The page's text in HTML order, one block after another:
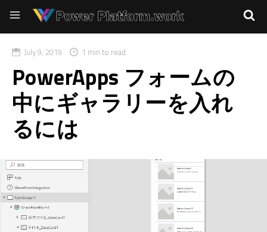
July 9, 2019 1 min to read
PowerApps フォームの
中にギャラリーを入れ
るには